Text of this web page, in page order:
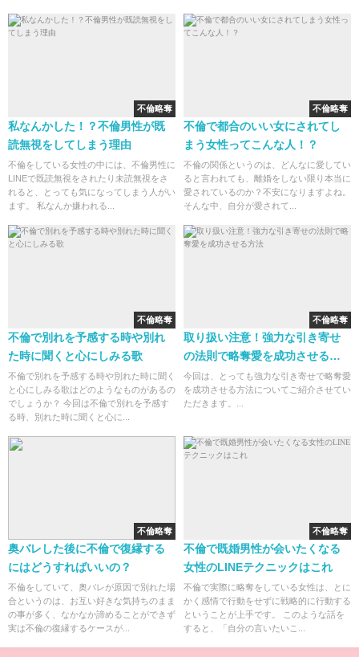
不倫略奪
私なんかした！？不倫男性が既
読無視をしてしまう理由
不倫をしている女性の中には、不倫男性に
LINEで既読無視をされたり未読無視をさ
れると、とっても気になってしまう人がい
ます。 私なんか嫌われる...
不倫略奪
不倫で都合のいい女にされてし
まう女性ってこんな人！？
不倫の関係というのは、どんなに愛してい
ると言われても、離婚をしない限り本当に
愛されているのか？不安になりますよね。
そんな中、自分が愛されて...
不倫略奪
不倫で別れを予感する時や別れ
た時に聞くと心にしみる歌
不倫で別れを予感する時や別れた時に聞く
と心にしみる歌はどのようなものがあるの
でしょうか？ 今回は不倫で別れを予感す
る時、別れた時に聞くと心に...
不倫略奪
取り扱い注意！強力な引き寄せ
の法則で略奪愛を成功させる方
法
今回は、とっても強力な引き寄せで略奪愛
を成功させる方法についてご紹介させてい
ただきます。...
不倫略奪
奥バレした後に不倫で復縁する
にはどうすればいいの？
不倫をしていて、奥バレが原因で別れた場
合というのは、お互い好きな気持ちのまま
の事が多く、なかなか諦めることができず
実は不倫の復縁するケースが...
不倫略奪
不倫で既婚男性が会いたくなる
女性のLINEテクニックはこれ
不倫で実際に略奪をしている女性は、とに
かく感情で行動をせずに戦略的に行動する
ということが上手です。 このような話を
すると、「自分の言いたいこ...